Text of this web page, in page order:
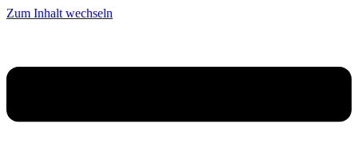
Zum Inhalt wechseln